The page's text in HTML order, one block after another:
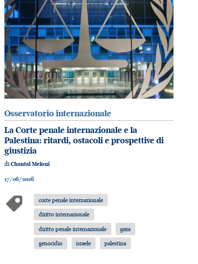
Osservatorio internazionale
La Corte penale internazionale e la
Palestina: ritardi, ostacoli e prospettive di
giustizia
diChantal Meloni
17/06/2026
corte penale internazionale
diritto internazionale
diritto penale internazionale
gaza
genocidio
israele palestina